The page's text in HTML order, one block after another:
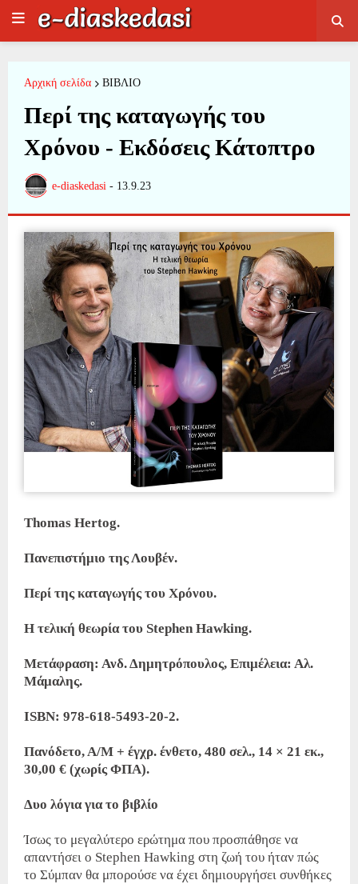
Αρχική σελίδα ΒΙΒΛΙΟ
Περί της καταγωγής του
Χρόνου - Εκδόσεις Κάτοπτρο
e-diaskedasi - 13.9.23
Thomas Hertog.
Πανεπιστήμιο της Λουβέν.
Περί της καταγωγής του Χρόνου.
Η τελική θεωρία του Stephen Hawking.
Μετάφραση: Ανδ. Δημητρόπουλος, Eπιμέλεια: Αλ.
Μάμαλης.
ISBN: 978-618-5493-20-2.
Πανόδετο, Α/Μ + έγχρ. ένθετο, 480 σελ., 14 × 21 εκ.,
30,00 € (χωρίς ΦΠΑ).
Δυο λόγια για το βιβλίο
Ίσως το μεγαλύτερο ερώτημα που προσπάθησε να
απαντήσει ο Stephen Hawking στη ζωή του ήταν πώς
το Σύμπαν θα μπορούσε να έχει δημιουργήσει συνθήκες